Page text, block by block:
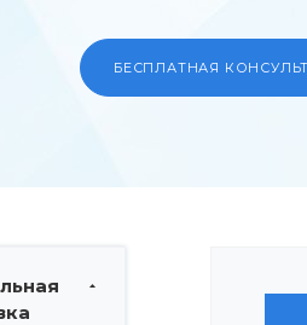
БЕСПЛАТНАЯ